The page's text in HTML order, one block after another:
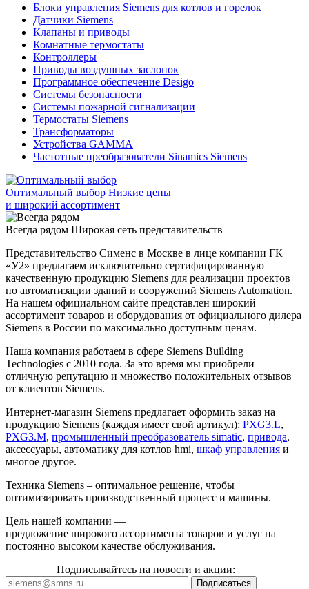
Блоки управления Siemens для котлов и горелок
Датчики Siemens
Клапаны и приводы
Комнатные термостаты
Контроллеры
Приводы воздушных заслонок
Программное обеспечение Desigo
Системы безопасности
Системы пожарной сигнализации
Термостаты Siemens
Трансформаторы
Устройства GAMMA
Частотные преобразователи Sinamics Siemens
Оптимальный выбор Низкие цены
и широкий ассортимент
Всегда рядом Широкая сеть представительств
Представительство Сименс в Москве в лице компании ГК
«У2» предлагаем исключительно сертифицированную
качественную продукцию Siemens для реализации проектов
по автоматизации зданий и сооружений Siemens Automation.
На нашем официальном сайте представлен широкий
ассортимент товаров и оборудования от официального дилера
Siemens в России по максимально доступным ценам.
Наша компания работаем в сфере Siemens Building
Technologies с 2010 года. За это время мы приобрели
отличную репутацию и множество положительных отзывов
от клиентов Siemens.
Интернет-магазин Siemens предлагает оформить заказ на
продукцию Siemens (каждая имеет свой артикул): PXG3.L,
PXG3.M, промышленный преобразователь simatic, привода,
аксессуары, автоматику для котлов hmi, шкаф управления и
многое другое.
Техника Siemens – оптимальное решение, чтобы
оптимизировать производственный процесс и машины.
Цель нашей компании —
предложение широкого ассортимента товаров и услуг на
постоянно высоком качестве обслуживания.
Подписывайтесь на новости и акции: